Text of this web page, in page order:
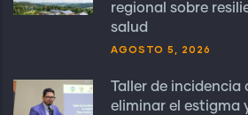
regional sobre
salud
AGOSTO 5, 2026
Taller de
eliminar el estigma